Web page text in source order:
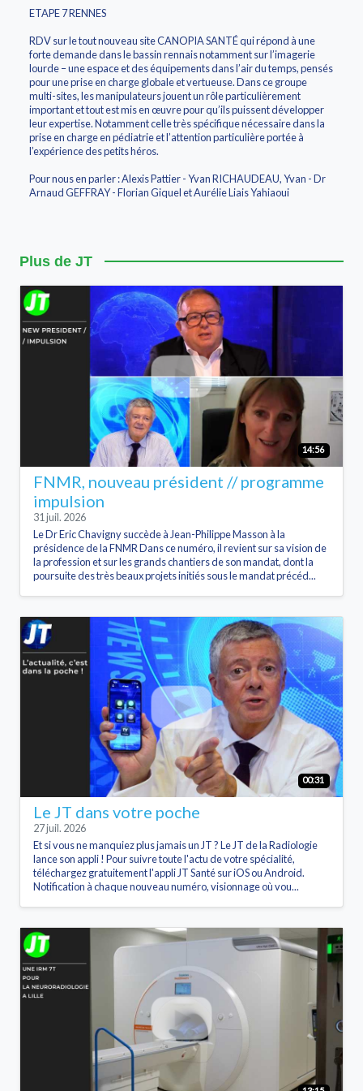
ETAPE 7 RENNES
RDV sur le tout nouveau site CANOPIA SANTÉ qui répond à une
forte demande dans le bassin rennais notamment sur l’imagerie
lourde – une espace et des équipements dans l’air du temps, pensés
pour une prise en charge globale et vertueuse. Dans ce groupe
multi-sites, les manipulateurs jouent un rôle particulièrement
important et tout est mis en œuvre pour qu’ils puissent développer
leur expertise. Notamment celle très spécifique nécessaire dans la
prise en charge en pédiatrie et l’attention particulière portée à
l’expérience des petits héros.
Pour nous en parler : Alexis Pattier - Yvan RICHAUDEAU, Yvan - Dr
Arnaud GEFFRAY - Florian Giquel et Aurélie Liais Yahiaoui
Plus de JT
14:56
FNMR, nouveau président // programme
impulsion
31 juil. 2026
Le Dr Eric Chavigny succède à Jean-Philippe Masson à la
présidence de la FNMR Dans ce numéro, il revient sur sa vision de
la profession et sur les grands chantiers de son mandat, dont la
poursuite des très beaux projets initiés sous le mandat précéd...
00:31
Le JT dans votre poche
27 juil. 2026
Et si vous ne manquiez plus jamais un JT ? Le JT de la Radiologie
lance son appli ! Pour suivre toute l'actu de votre spécialité,
téléchargez gratuitement l'appli JT Santé sur iOS ou Android.
Notification à chaque nouveau numéro, visionnage où vou...